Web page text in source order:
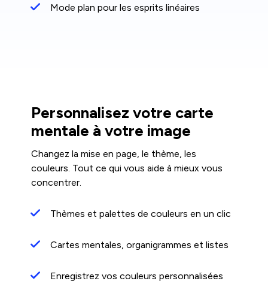
Mode plan pour les esprits linéaires
Personnalisez votre carte
mentale à votre image
Changez la mise en page, le thème, les
couleurs. Tout ce qui vous aide à mieux vous
concentrer.
Thèmes et palettes de couleurs en un clic
Cartes mentales, organigrammes et listes
Enregistrez vos couleurs personnalisées